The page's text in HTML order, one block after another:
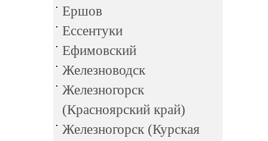
Ершов
Ессентуки
Ефимовский
Железноводск
Железногорск
(Красноярский край)
Железногорск (Курская